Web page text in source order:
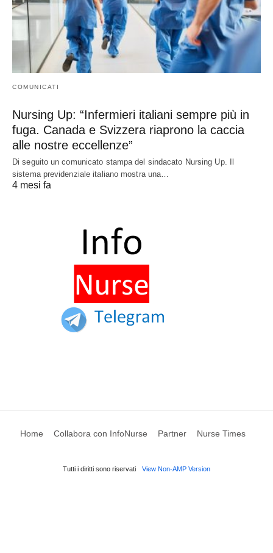
COMUNICATI
Nursing Up: “Infermieri italiani sempre più in
fuga. Canada e Svizzera riaprono la caccia
alle nostre eccellenze”
Di seguito un comunicato stampa del sindacato Nursing Up. Il
sistema previdenziale italiano mostra una…
4 mesi fa
Home Collabora con InfoNurse Partner Nurse Times
Tutti i diritti sono riservati View Non-AMP Version